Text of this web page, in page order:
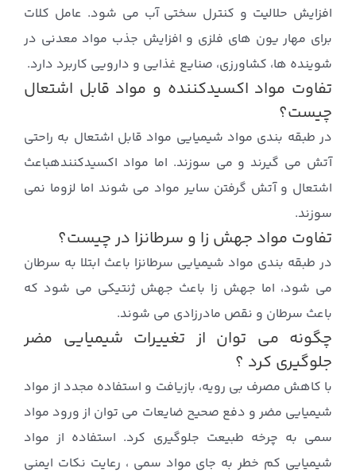
افزایش حلالیت و کنترل سختی آب می شود. عامل کلات
برای مهار یون های فلزی و افزایش جذب مواد معدنی در
شوینده ها، کشاورزی، صنایع غذایی و دارویی کاربرد دارد.
تفاوت مواد اکسیدکننده و مواد قابل اشتعال
چیست؟
در طبقه بندی مواد شیمیایی مواد قابل اشتعال به راحتی
آتش می گیرند و می سوزند. اما مواد اکسیدکنندهباعث
اشتعال و آتش گرفتن سایر مواد می شوند اما لزوما نمی
سوزند.
تفاوت مواد جهش زا و سرطانزا در چیست؟
در طبقه بندی مواد شیمیایی سرطانزا باعث ابتلا به سرطان
می شود، اما جهش زا باعث جهش ژنتیکی می شود که
باعث سرطان و نقص مادرزادی می شوند.
چگونه می توان از تغییرات شیمیایی مضر
جلوگیری کرد ؟
با کاهش مصرف بی رویه، بازیافت و استفاده مجدد از مواد
شیمیایی مضر و دفع صحیح ضایعات می توان از ورود مواد
سمی به چرخه طبیعت جلوگیری کرد. استفاده از مواد
شیمیایی کم خطر به جای مواد سمی ، رعایت نکات ایمنی